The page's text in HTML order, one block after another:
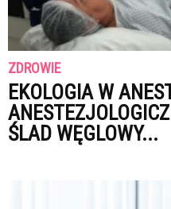
ZDROWIE
EKOLOGIA W
ŚLAD WĘGLOWY...